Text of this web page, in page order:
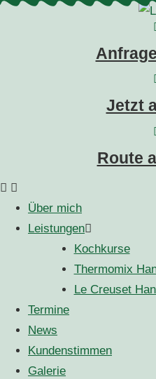
Jetzt
Route
Über mich
Leistungen
Kochkurse
Thermomix
Le Creuset
Termine
News
Kundenstimmen
Galerie